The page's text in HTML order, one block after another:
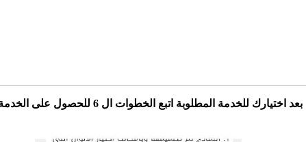
بعد اختيارك للخدمة المطلوبة اتبع الخطوات ال 6 للحصول على الخدمة